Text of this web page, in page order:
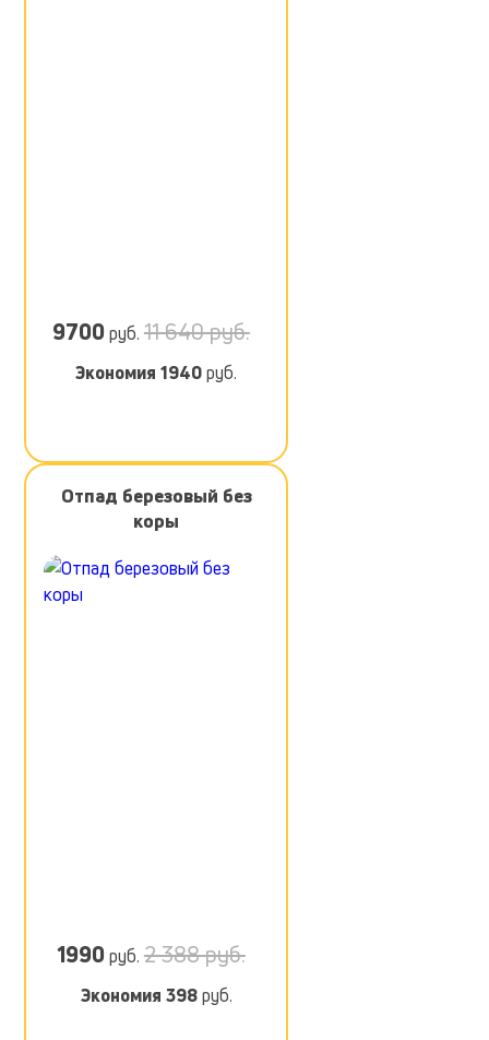
9700 руб. 11 640 руб.
Экономия 1940руб.
Отпад березовый без
коры
1990 руб. 2 388 руб.
Экономия 398руб.